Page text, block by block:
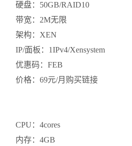
硬盘：50GB/RAID10
带宽：2M无限
架构：XEN
IP/面板：1IPv4/Xensystem
优惠码：FEB
价格：69元/月购买链接
CPU：4cores
内存：4GB